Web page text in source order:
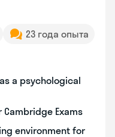
23 года опыта
a psychological
Exams
environment for